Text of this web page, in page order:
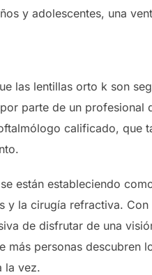
y adolescentes, una
las lentillas orto k son
parte de un
calificado, que
están estableciendo
y la cirugía refractiva.
de disfrutar de una
más personas
la vez.